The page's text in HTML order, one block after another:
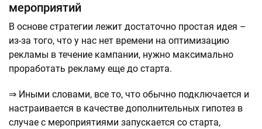
мероприятий
В основе стратегии лежит достаточно простая идея –
из-за того, что у нас нет времени на оптимизацию
рекламы в течение кампании, нужно максимально
проработать рекламу еще до старта.
⇒ Иными словами, все то, что обычно подключается и
настраивается в качестве дополнительных гипотез в
случае с мероприятиями запускается со старта,